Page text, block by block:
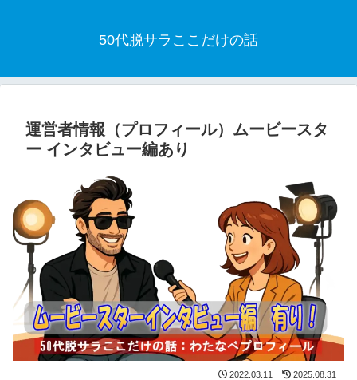
50代脱サラここだけの話
運営者情報（プロフィール）ムービースタ
ー インタビュー編あり
2022.03.11 2025.08.31